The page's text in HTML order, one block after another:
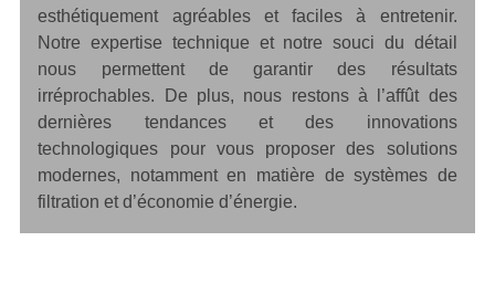
esthétiquement agréables et faciles à entretenir.
Notre expertise technique et notre souci du détail
nous permettent de garantir des résultats
irréprochables. De plus, nous restons à l’affût des
dernières tendances et des innovations
technologiques pour vous proposer des solutions
modernes, notamment en matière de systèmes de
filtration et d’économie d’énergie.